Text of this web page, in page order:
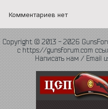
Комментариев нет
Copyright © 2013 - 2026
с https://gunsforum.com
Написать нам / Email